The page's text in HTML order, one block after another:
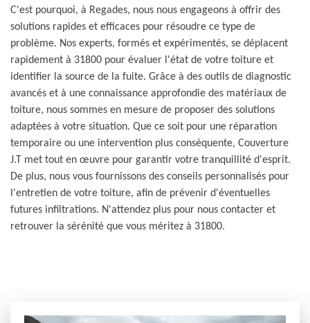
C'est pourquoi, à Regades, nous nous engageons à offrir des
solutions rapides et efficaces pour résoudre ce type de
problème. Nos experts, formés et expérimentés, se déplacent
rapidement à 31800 pour évaluer l'état de votre toiture et
identifier la source de la fuite. Grâce à des outils de diagnostic
avancés et à une connaissance approfondie des matériaux de
toiture, nous sommes en mesure de proposer des solutions
adaptées à votre situation. Que ce soit pour une réparation
temporaire ou une intervention plus conséquente, Couverture
J.T met tout en œuvre pour garantir votre tranquillité d'esprit.
De plus, nous vous fournissons des conseils personnalisés pour
l'entretien de votre toiture, afin de prévenir d'éventuelles
futures infiltrations. N'attendez plus pour nous contacter et
retrouver la sérénité que vous méritez à 31800.